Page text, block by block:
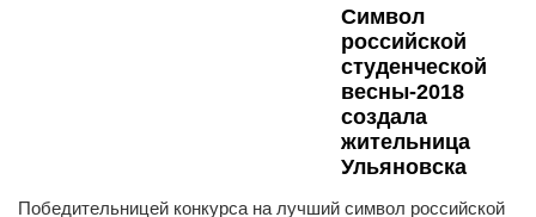
Символ
российской
студенческой
весны-2018
создала
жительница
Ульяновска
Победительницей конкурса на лучший символ российской